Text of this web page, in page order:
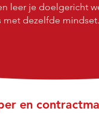
leer je doelgericht
met dezelfde
en